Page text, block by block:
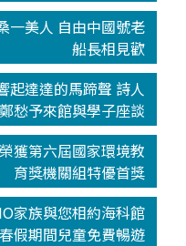
一美人 自由中國號老
船長相見歡
起達達的馬蹄聲 詩人
鄭愁予來館與學子座談
獲第六屆國家環境教
育獎機關組特優首獎
家族與您相約海科館
春假期間兒童免費暢遊